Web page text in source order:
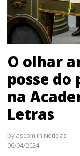
O olhar
posse
na
Letras
by ascom in Notícias
06/04/2024